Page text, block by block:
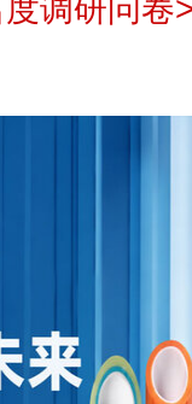
调研问卷